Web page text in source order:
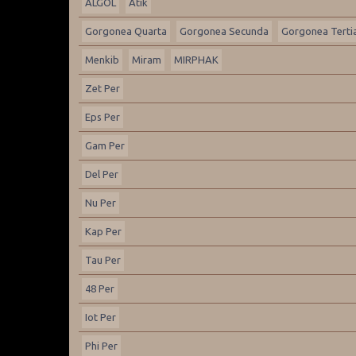
Gorgonea Quarta Gorgonea Secunda Gorgonea
Menkib Miram MIRPHAK
Zet Per
Eps Per
Gam Per
Del Per
Nu Per
Kap Per
Tau Per
48 Per
Iot Per
Phi Per